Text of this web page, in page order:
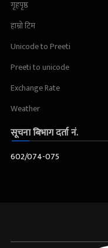
गृहपृष्ठ
हाम्रो टिम
Unicode to Preeti
Preeti to unicode
Exchange Rate
Weather
सूचना बिभाग दर्ता नं.
602/074-075